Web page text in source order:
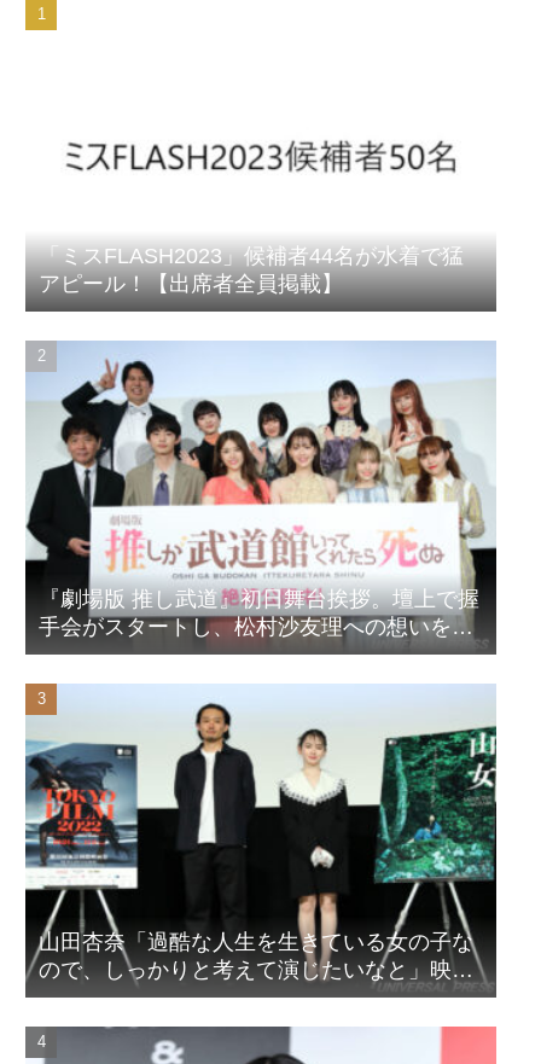
「ミスFLASH2023」候補者44名が水着で猛
アピール！【出席者全員掲載】
『劇場版 推し武道』初日舞台挨拶。壇上で握
手会がスタートし、松村沙友理への想いをア
ピール！？
山田杏奈「過酷な人生を生きている女の子な
ので、しっかりと考えて演じたいなと」映画
『山女』東京国際映画祭Q&A